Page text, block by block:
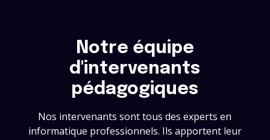
Notre équipe
d'intervenants
pédagogiques
Nos intervenants sont tous des experts en
informatique professionnels. Ils apportent leur